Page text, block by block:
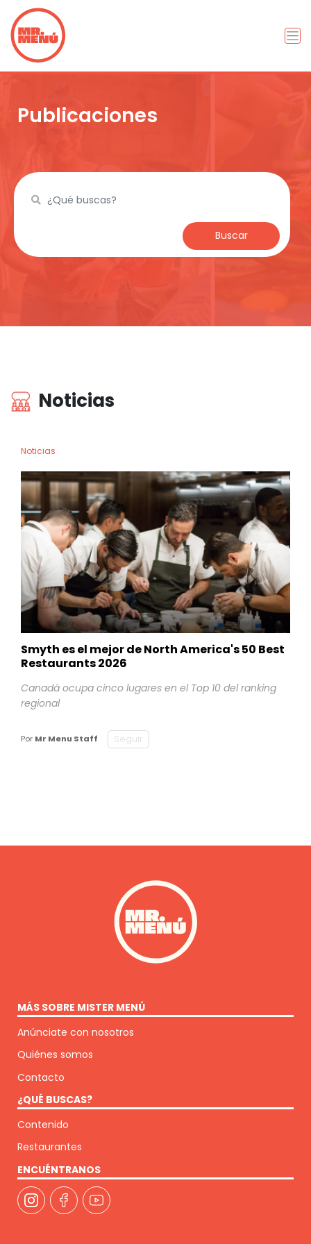
Publicaciones
Buscar
Noticias
Noticias
Smyth es el mejor de North America's 50 Best
Restaurants 2026
Canadá ocupa cinco lugares en el Top 10 del ranking
regional
Por Mr Menu Staff Seguir
MÁS SOBRE MISTER MENÚ
Anúnciate con nosotros
Quiénes somos
Contacto
¿QUÉ BUSCAS?
Contenido
Restaurantes
ENCUÉNTRANOS